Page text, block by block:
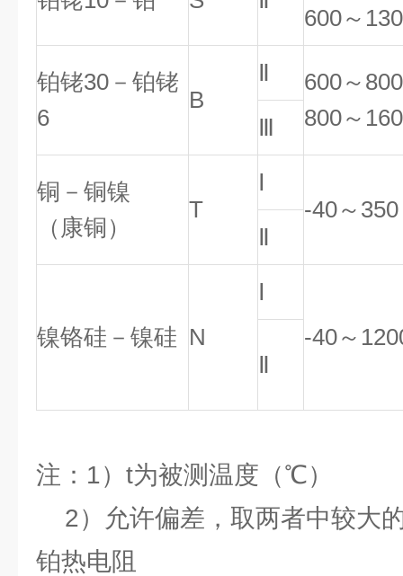
600～
铂铑30－铂铑
6
B
Ⅱ
600～800
800～
Ⅲ
铜－铜镍
（康铜）
T
Ⅰ
-40～350
Ⅱ
镍铬硅－镍硅 N
Ⅰ
-40～
Ⅱ
注：1）t为被测温度（℃）
2）允许偏差，取两者中较大
铂热电阻